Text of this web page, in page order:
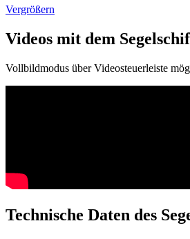
Vergrößern
Videos mit dem
Vollbildmodus über Videosteuerleiste
Technische Daten des